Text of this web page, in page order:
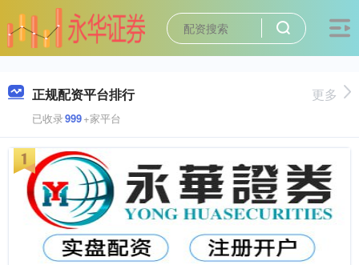
正规配资平台排行
已收录999+家平台
更多